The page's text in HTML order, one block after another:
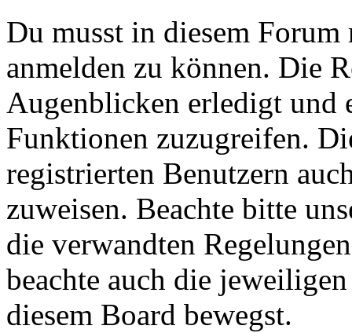
Du musst in diesem
anmelden zu können. Die
Augenblicken erledigt und
Funktionen zuzugreifen.
registrierten Benutzern
zuweisen. Beachte bitte
die verwandten
beachte auch die
diesem Board bewegst.